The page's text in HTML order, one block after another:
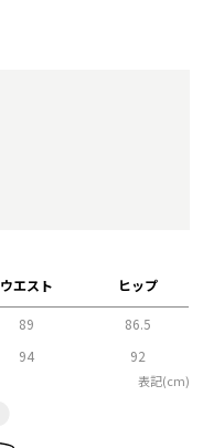
ウエスト ヒップ
89
86.5
94 92
表記(cm)